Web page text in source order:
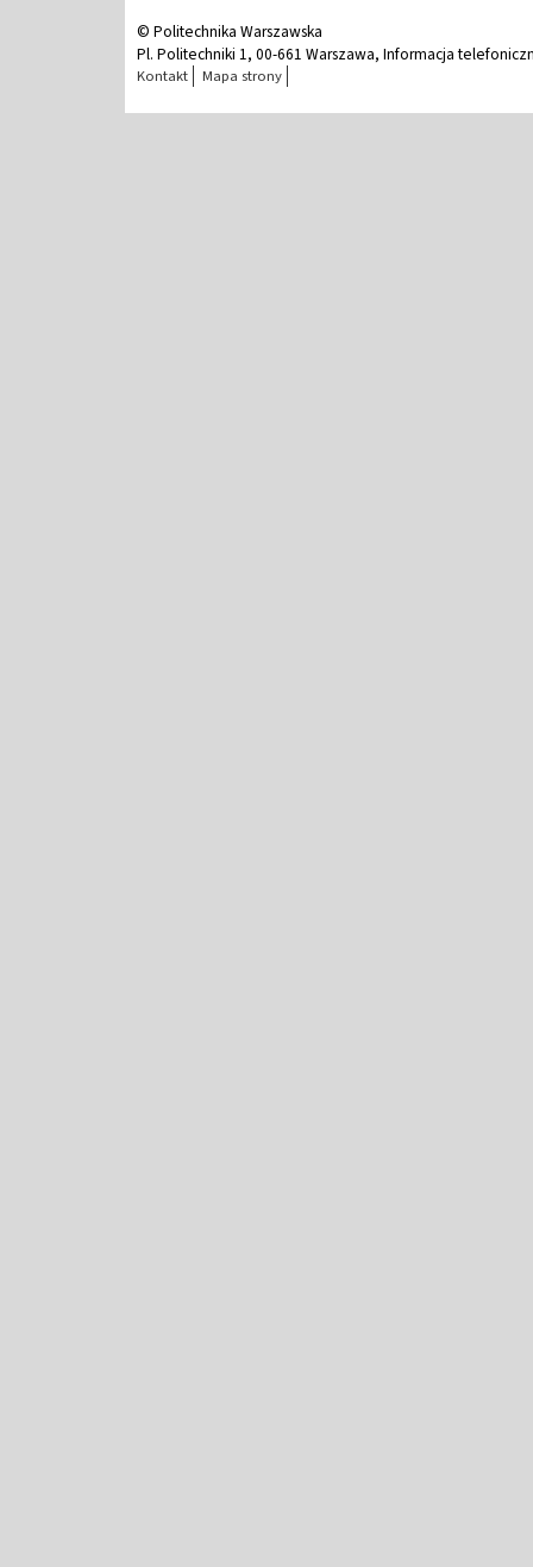
© Politechnika Warszawska
Pl. Politechniki 1, 00-661 Warszawa, Informacja
Kontakt Mapa strony